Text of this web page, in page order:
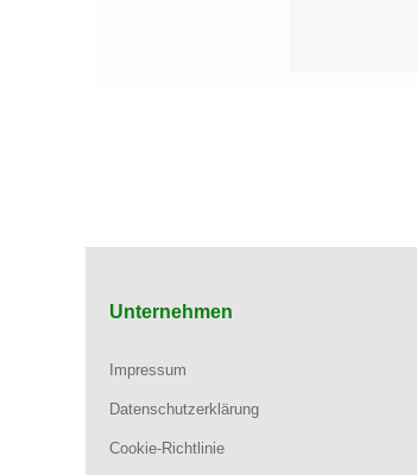
Unternehmen
Impressum
Datenschutzerklärung
Cookie-Richtlinie